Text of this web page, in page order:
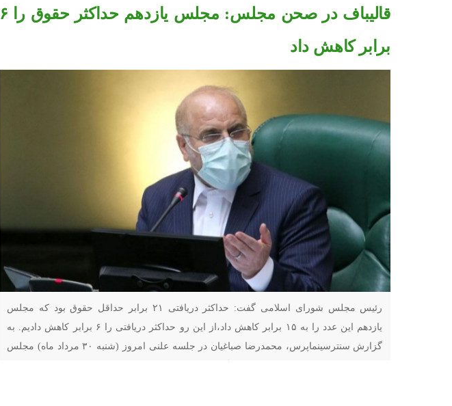
قالیباف در صحن مجلس: مجلس یازدهم حداکثر حقوق را ۶
برابر کاهش داد
رئیس مجلس شورای اسلامی گفت: حداکثر دریافتی ۲۱ برابر حداقل حقوق بود که مجلس
یازدهم این عدد را به ۱۵ برابر کاهش داد،از این رو حداکثر دریافتی را ۶ برابر کاهش دادیم. به
گزارش سنترسینماپرس، محمدرضا صباغیان در جلسه علنی امروز (شنبه ۳۰ مرداد ماه) مجلس